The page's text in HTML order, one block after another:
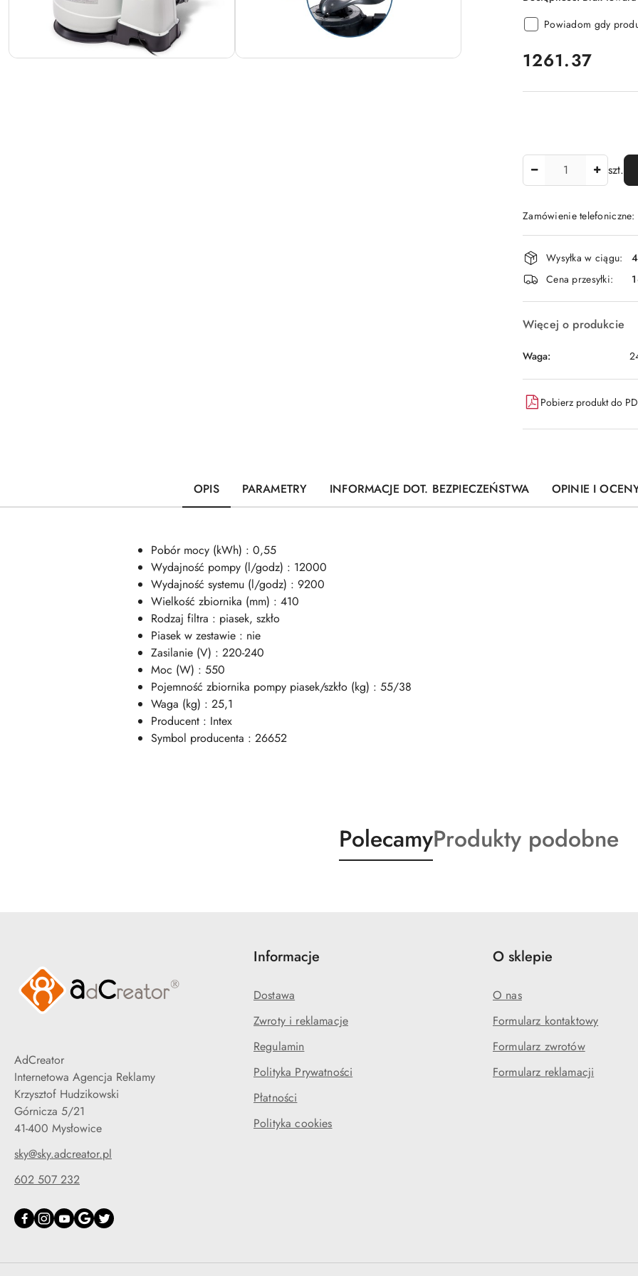
Powiadom gdy
cena:
1261.37
szt.
Zamówienie
Dostępność
i
dostawa
Wysyłka w ciągu:
Cena przesyłki:
Więcej o produkcie
Waga:
Pobierz produkt do
OPIS PARAMETRY INFORMACJE DOT. BEZPIECZEŃSTWA OPINIE I
Pobór mocy (kWh) : 0,55
Wydajność pompy (l/godz) : 12000
Wydajność systemu (l/godz) : 9200
Wielkość zbiornika (mm) : 410
Rodzaj filtra : piasek, szkło
Piasek w zestawie : nie
Zasilanie (V) : 220-240
Moc (W) : 550
Pojemność zbiornika pompy piasek/szkło (kg) : 55/38
Waga (kg) : 25,1
Producent : Intex
Symbol producenta : 26652
Produkty
o
PolecamyProdukty
o
Produkty podobne
AdCreator
Internetowa Agencja Reklamy
Krzysztof Hudzikowski
Górnicza 5/21
41-400 Mysłowice
sky@sky.adcreator.pl
602 507 232
Informacje
Dostawa
Zwroty i reklamacje
Regulamin
Polityka Prywatności
Płatności
Polityka cookies
O sklepie
O nas
Formularz kontaktowy
Formularz zwrotów
Formularz reklamacji